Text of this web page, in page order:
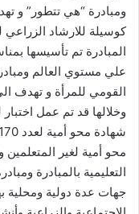
ومبادرة “هي تتطور” و
كوسيلة للارشاد
المبادرة تم تأسيسها
علي مستوي العالم
القومي للمرأة و تهدف
التعليمية بالمبادرة
جهات عدة دولية ومحلية